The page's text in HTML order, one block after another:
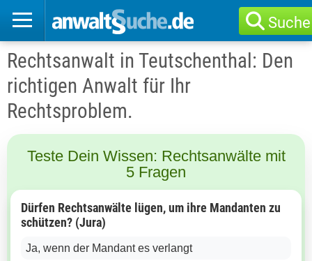
Suche
Rechtsanwalt in Teutschenthal: Den
richtigen Anwalt für Ihr
Rechtsproblem.
Teste Dein Wissen: Rechtsanwälte mit
5 Fragen
Dürfen Rechtsanwälte lügen, um ihre Mandanten zu
schützen? (Jura)
Ja, wenn der Mandant es verlangt